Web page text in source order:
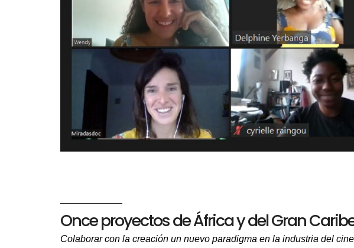
Once proyectos de África y del Gran
Colaborar con la creación un nuevo paradigma en la industria del